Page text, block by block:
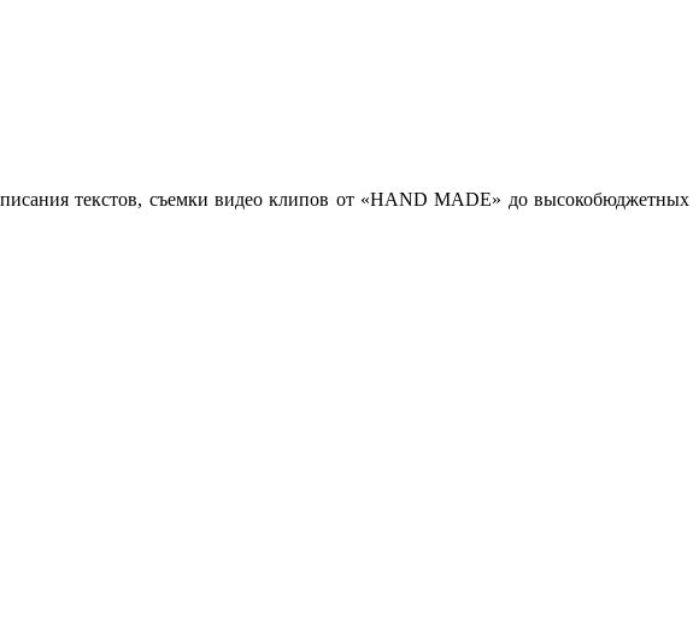
текстов, съемки видео клипов от «HAND MADE» до высокобюджетных